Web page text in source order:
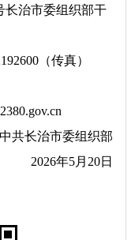
长治市委组织部干
（传真）
中共长治市委组织部
2026年5月20日